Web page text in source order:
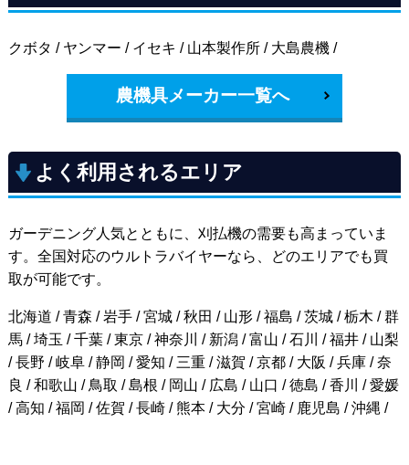
クボタ / ヤンマー / イセキ / 山本製作所 / 大島農機 /
農機具メーカー一覧へ
よく利用されるエリア
ガーデニング人気とともに、刈払機の需要も高まっていま
す。全国対応のウルトラバイヤーなら、どのエリアでも買
取が可能です。
北海道 / 青森 / 岩手 / 宮城 / 秋田 / 山形 / 福島 / 茨城 / 栃木 / 群
馬 / 埼玉 / 千葉 / 東京 / 神奈川 / 新潟 / 富山 / 石川 / 福井 / 山梨
/ 長野 / 岐阜 / 静岡 / 愛知 / 三重 / 滋賀 / 京都 / 大阪 / 兵庫 / 奈
良 / 和歌山 / 鳥取 / 島根 / 岡山 / 広島 / 山口 / 徳島 / 香川 / 愛媛
/ 高知 / 福岡 / 佐賀 / 長崎 / 熊本 / 大分 / 宮崎 / 鹿児島 / 沖縄 /